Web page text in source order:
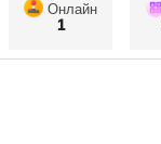
Онлайн
1